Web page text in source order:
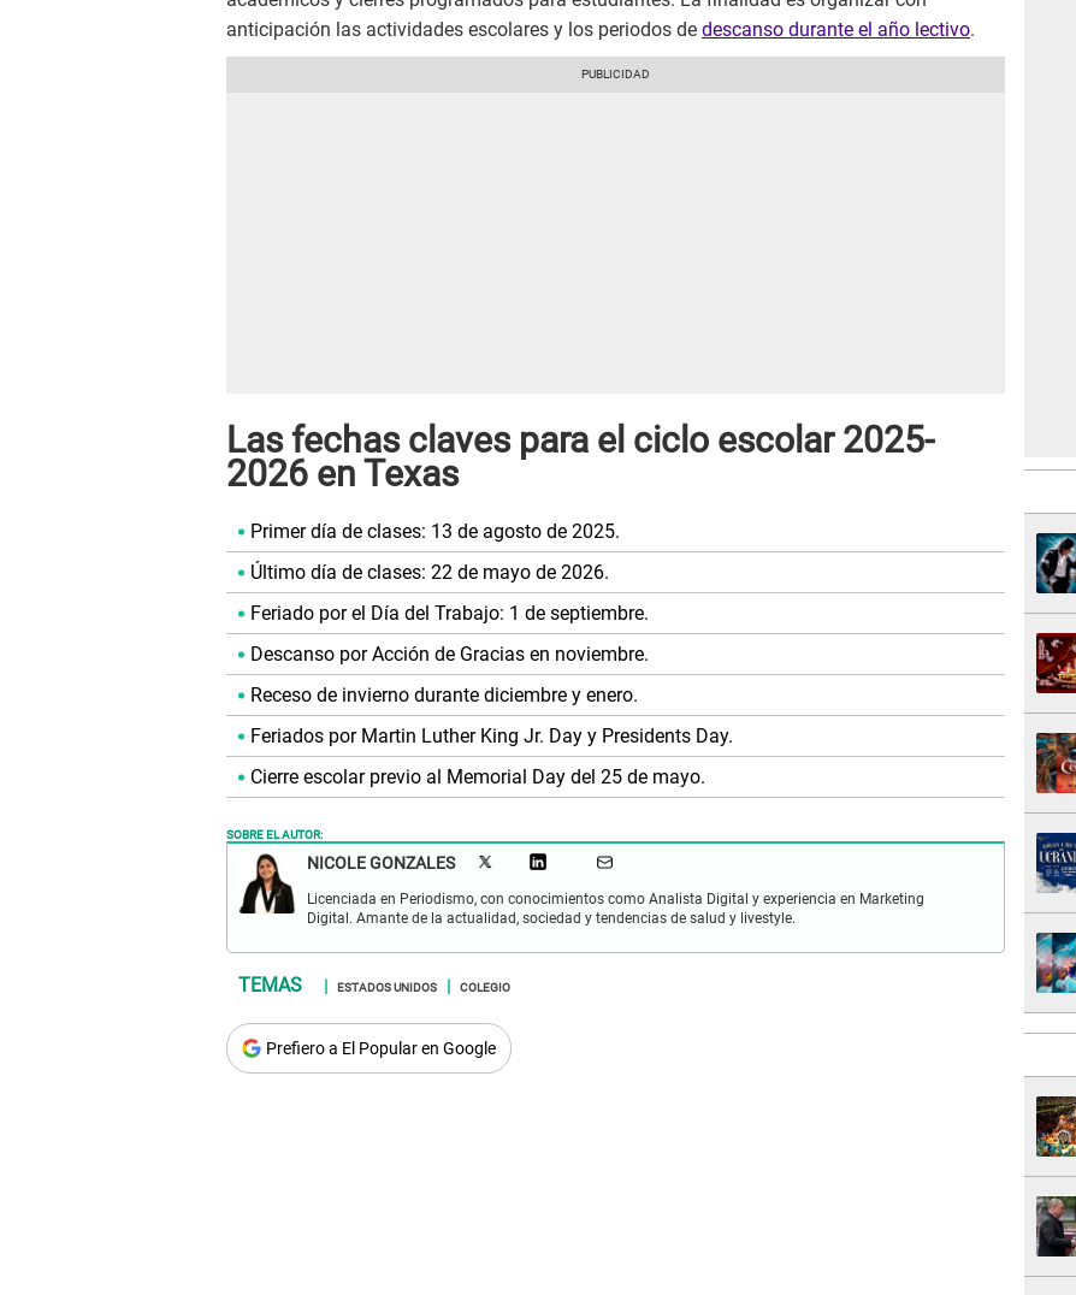
anticipación las actividades escolares y los periodos de descanso durante el año lectivo.
Las fechas claves para el ciclo escolar 2025-
2026 en Texas
Primer día de clases: 13 de agosto de 2025.
Último día de clases: 22 de mayo de 2026.
Feriado por el Día del Trabajo: 1 de septiembre.
Descanso por Acción de Gracias en noviembre.
Receso de invierno durante diciembre y enero.
Feriados por Martin Luther King Jr. Day y Presidents Day.
Cierre escolar previo al Memorial Day del 25 de mayo.
SOBRE EL AUTOR:
NICOLE GONZALES
Licenciada en Periodismo, con conocimientos como Analista Digital y experiencia en Marketing
Digital. Amante de la actualidad, sociedad y tendencias de salud y livestyle.
ESTADOS UNIDOS COLEGIO
Prefiero a El Popular en Google